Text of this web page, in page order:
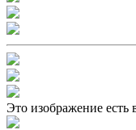
Это изображение есть